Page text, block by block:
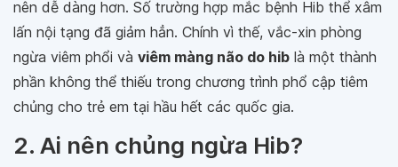
nên dễ dàng hơn. Số trường hợp mắc bệnh Hib thể xâm
lấn nội tạng đã giảm hẳn. Chính vì thế, vắc-xin phòng
ngừa viêm phổi và viêm màng não do hib là một thành
phần không thể thiếu trong chương trình phổ cập tiêm
chủng cho trẻ em tại hầu hết các quốc gia.
2. Ai nên chủng ngừa Hib?